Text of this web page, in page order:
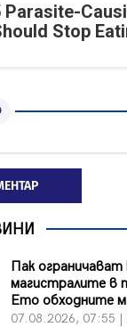
Parasite-
Stop
Пак
магистралите в
Ето обходните
07.08.2026, 07:55